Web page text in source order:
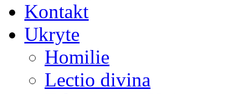
Kontakt
Ukryte
Homilie
Lectio divina